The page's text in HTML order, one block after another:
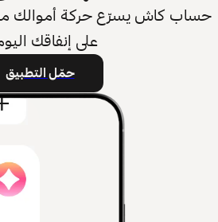
حساب كاش يسرّع حركة أموالك
على إنفاقك
حمّل التطبيق